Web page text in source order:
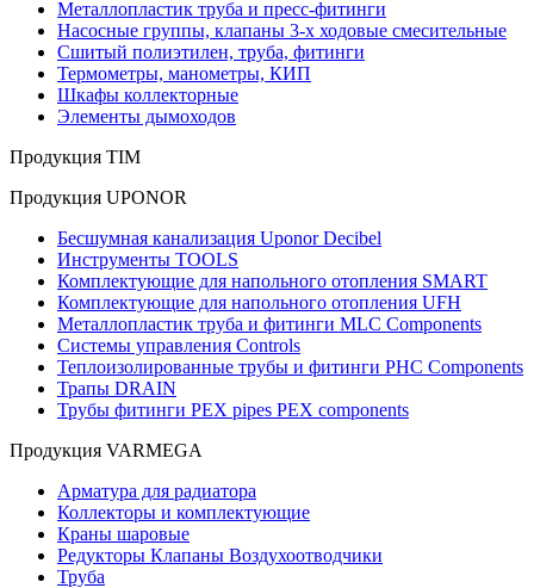
Металлопластик труба и пресс-фитинги
Насосные группы, клапаны 3-х ходовые смесительные
Сшитый полиэтилен, труба, фитинги
Термометры, манометры, КИП
Шкафы коллекторные
Элементы дымоходов
Продукция TIM
Продукция UPONOR
Бесшумная канализация Uponor Decibel
Инструменты TOOLS
Комплектующие для напольного отопления SMART
Комплектующие для напольного отопления UFH
Металлопластик труба и фитинги MLC Components
Системы управления Controls
Теплоизолированные трубы и фитинги PHC Components
Трапы DRAIN
Трубы фитинги PEX pipes PEX components
Продукция VARMEGA
Арматура для радиатора
Коллекторы и комплектующие
Краны шаровые
Редукторы Клапаны Воздухоотводчики
Труба